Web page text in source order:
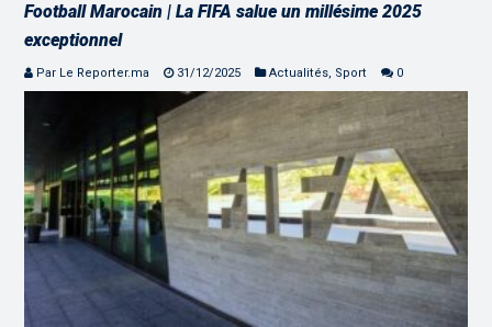
Football Marocain | La FIFA salue un millésime 2025
exceptionnel
Par Le Reporter.ma 31/12/2025 Actualités, Sport 0